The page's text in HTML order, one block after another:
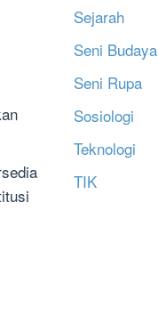
Sejarah
Seni Budaya
Seni Rupa
Sosiologi
Teknologi
TIK